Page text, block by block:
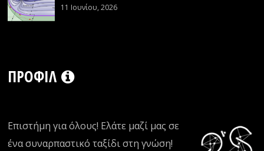
11 Ιουνίου, 2026
ΠΡΟΦΊΛ
Επιστήμη για όλους! Ελάτε μαζί μας σε
ένα συναρπαστικό ταξίδι στη γνώση!